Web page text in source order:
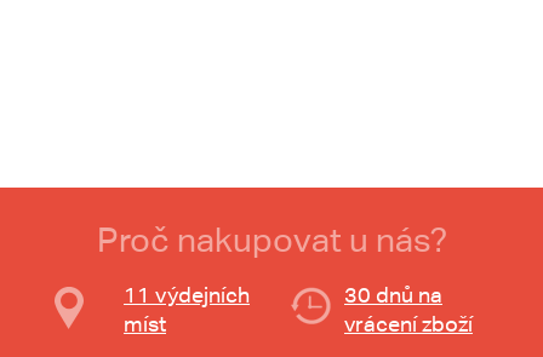
Proč nakupovat u nás?
11 výdejních
míst
30 dnů na
vrácení zboží